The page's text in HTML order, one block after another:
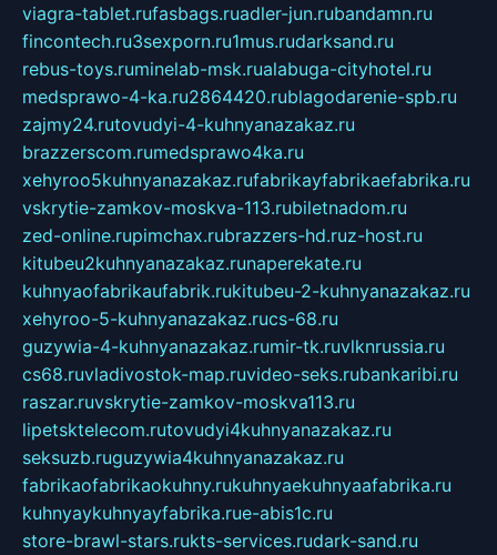
viagra-tablet.rufasbags.ruadler-jun.rubandamn.ru
fincontech.ru3sexporn.ru1mus.rudarksand.ru
rebus-toys.ruminelab-msk.rualabuga-cityhotel.ru
medsprawo-4-ka.ru2864420.rublagodarenie-spb.ru
zajmy24.rutovudyi-4-kuhnyanazakaz.ru
brazzerscom.rumedsprawo4ka.ru
xehyroo5kuhnyanazakaz.rufabrikayfabrikaefabrika.ru
vskrytie-zamkov-moskva-113.rubiletnadom.ru
zed-online.rupimchax.rubrazzers-hd.ruz-host.ru
kitubeu2kuhnyanazakaz.runaperekate.ru
kuhnyaofabrikaufabrik.rukitubeu-2-kuhnyanazakaz.ru
xehyroo-5-kuhnyanazakaz.rucs-68.ru
guzywia-4-kuhnyanazakaz.rumir-tk.ruvlknrussia.ru
cs68.ruvladivostok-map.ruvideo-seks.rubankaribi.ru
raszar.ruvskrytie-zamkov-moskva113.ru
lipetsktelecom.rutovudyi4kuhnyanazakaz.ru
seksuzb.ruguzywia4kuhnyanazakaz.ru
fabrikaofabrikaokuhny.rukuhnyaekuhnyaafabrika.ru
kuhnyaykuhnyayfabrika.rue-abis1c.ru
store-brawl-stars.rukts-services.rudark-sand.ru